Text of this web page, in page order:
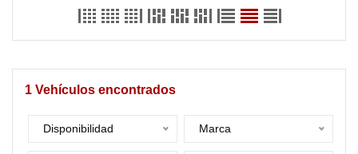
1 Vehículos encontrados
Disponibilidad Marca